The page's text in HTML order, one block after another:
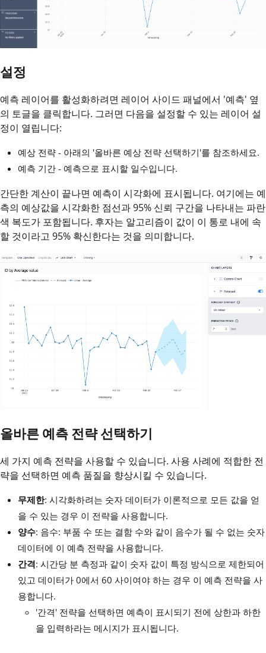
설정
예측 레이어를 활성화하려면 레이어 사이드 패널에서 '예측' 옆
의 토글을 클릭합니다. 그러면 다음을 설정할 수 있는 레이어 설
정이 열립니다:
예상 전략 - 아래의 '올바른 예상 전략 선택하기'를 참조하세요.
예측 기간 - 예측으로 표시할 일수입니다.
간단한 계산이 끝나면 예측이 시각화에 표시됩니다. 여기에는 예
측의 예상값을 시각화한 점선과 95% 신뢰 구간을 나타내는 파란
색 복도가 포함됩니다. 후자는 알고리즘이 값이 이 통로 내에 속
할 것이라고 95% 확신한다는 것을 의미합니다.
올바른 예측 전략 선택하기
세 가지 예측 전략을 사용할 수 있습니다. 사용 사례에 적합한 전
략을 선택하면 예측 품질을 향상시킬 수 있습니다.
무제한: 시각화하려는 숫자 데이터가 이론적으로 모든 값을 얻
을 수 있는 경우 이 전략을 사용합니다.
양수: 음수: 부품 수 또는 결함 수와 같이 음수가 될 수 없는 숫자
데이터에 이 예측 전략을 사용합니다.
간격: 시간당 분 측정과 같이 숫자 값이 특정 방식으로 제한되어
있고 데이터가 0에서 60 사이여야 하는 경우 이 예측 전략을 사
용합니다.
'간격' 전략을 선택하면 예측이 표시되기 전에 상한과 하한
을 입력하라는 메시지가 표시됩니다.